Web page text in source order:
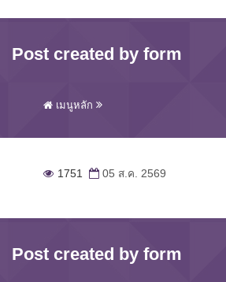
Post created by form
เมนูหลัก
1751 05 ส.ค. 2569
Post created by form